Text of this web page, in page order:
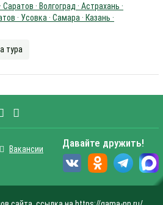
· Волгоград · Астрахань ·
· Усовка · Самара · Казань ·
тура
Вакансии
Давайте дружить!